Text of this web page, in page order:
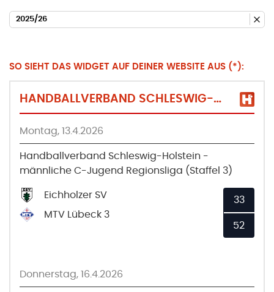
2025/26
SO SIEHT DAS WIDGET AUF DEINER WEBSITE AUS (*):
HANDBALLVERBAND SCHLESWIG-HOLSTEIN - MÄNNLICHE C-JUGEND REGIONSLIGA (STAFFEL 3)
Montag, 13.4.2026
Handballverband Schleswig-Holstein -
männliche C-Jugend Regionsliga (Staffel 3)
Eichholzer SV
MTV Lübeck 3
33
52
Donnerstag, 16.4.2026